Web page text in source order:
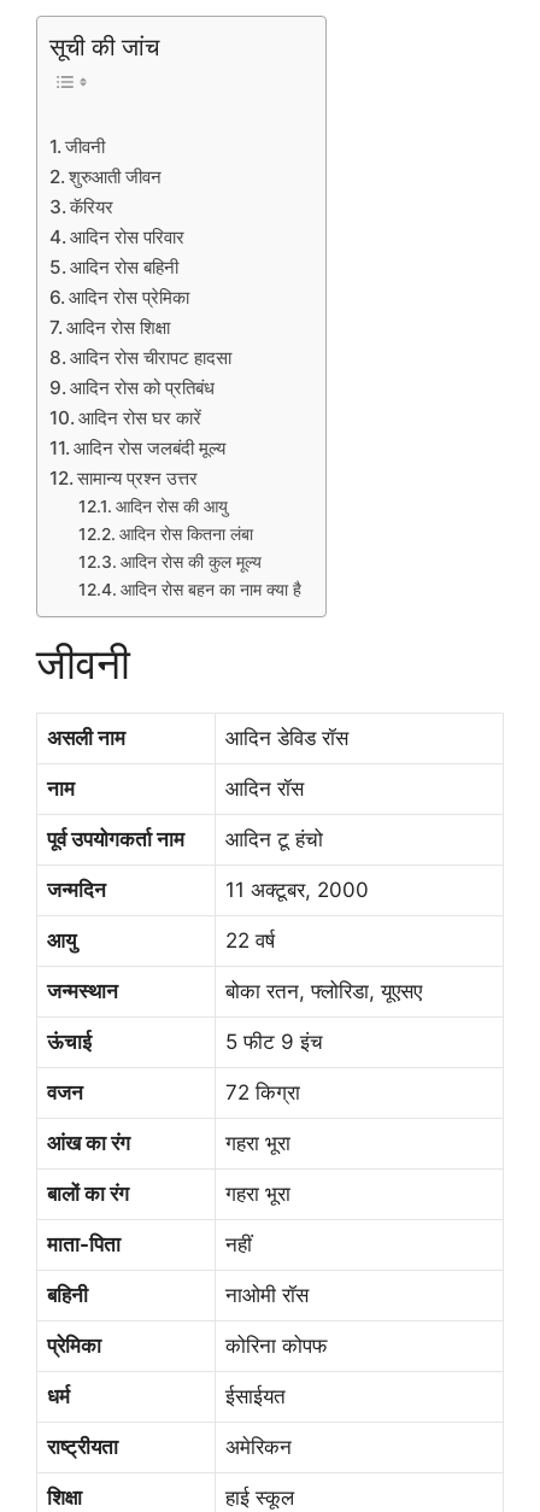
सूची की जांच
जीवनी
शुरुआती जीवन
कॅरियर
आदिन रोस परिवार
आदिन रोस बहिनी
आदिन रोस प्रेमिका
आदिन रोस शिक्षा
आदिन रोस चीरापट हादसा
आदिन रोस को प्रतिबंध
आदिन रोस घर कारें
आदिन रोस जलबंदी मूल्य
सामान्य प्रश्न उत्तर
आदिन रोस की आयु
आदिन रोस कितना लंबा
आदिन रोस की कुल मूल्य
आदिन रोस बहन का नाम क्या है
जीवनी
असली नाम आदिन डेविड रॉस
नाम आदिन रॉस
पूर्व उपयोगकर्ता नाम आदिन टू हंचो
जन्मदिन 11 अक्टूबर, 2000
आयु 22 वर्ष
जन्मस्थान बोका रतन, फ्लोरिडा, यूएसए
ऊंचाई 5 फीट 9 इंच
वजन 72 किग्रा
आंख का रंग गहरा भूरा
बालों का रंग गहरा भूरा
माता-पिता नहीं
बहिनी नाओमी रॉस
प्रेमिका कोरिना कोपफ
धर्म ईसाईयत
राष्ट्रीयता अमेरिकन
शिक्षा हाई स्कूल